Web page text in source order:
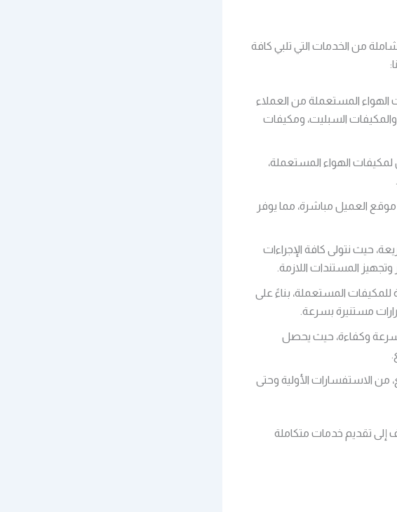
من الخدمات التي تلبي كافة
الهواء المستعملة من العملاء
والمكيفات السبليت، ومكيفات
الهواء المستعملة،
العميل مباشرة، مما يوفر
حيث نتولى كافة الإجراءات
المستندات اللازمة.
المستعملة، بناءً على
مستنيرة بسرعة.
وكفاءة، حيث يحصل
من الاستفسارات الأولية وحتى
تقديم خدمات متكاملة